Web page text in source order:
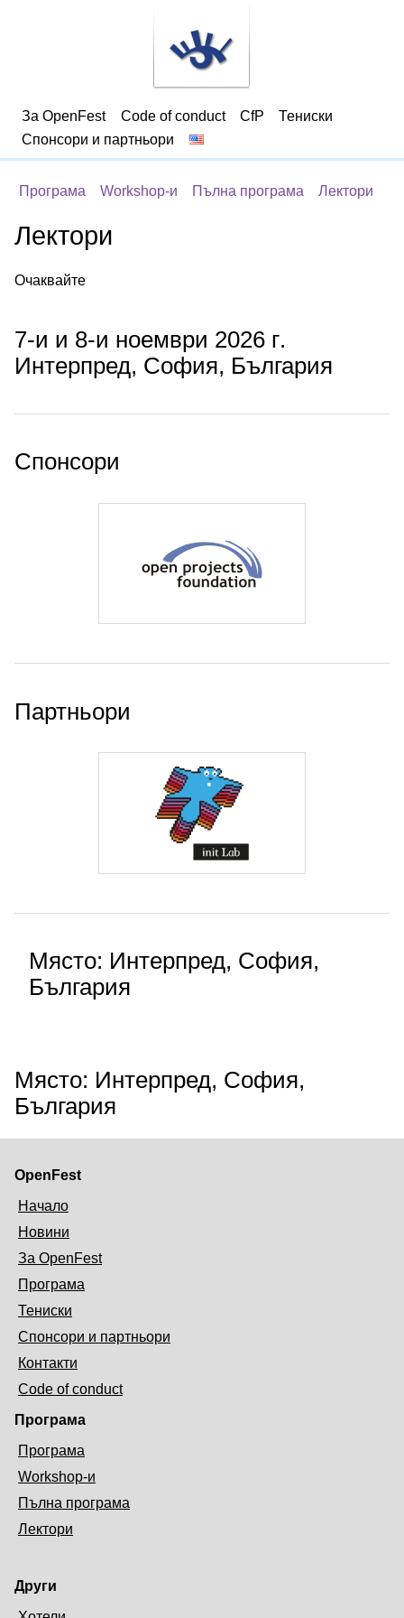
За OpenFest Code of conduct CfP
Тениски
Спонсори и партньори
Програма Workshop-и Пълна програма Лектори
Лектори
Очаквайте
7-и и 8-и ноември 2026 г.
Интерпред, София, България
Спонсори
Партньори
Място: Интерпред, София,
България
Място: Интерпред, София,
България
OpenFest
Начало
Новини
За OpenFest
Програма
Тениски
Спонсори и партньори
Контакти
Code of conduct
Програма
Програма
Workshop-и
Пълна програма
Лектори
Други